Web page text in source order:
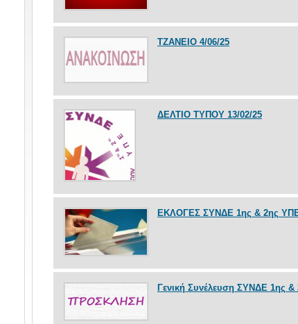
ΤΖΑΝΕΙΟ 4/06/25
ΔΕΛΤΙΟ ΤΥΠΟΥ 13/02/25
ΕΚΛΟΓΕΣ ΣΥΝΔΕ 1ης & 2ης
Γενική Συνέλευση ΣΥΝΔΕ 1ης